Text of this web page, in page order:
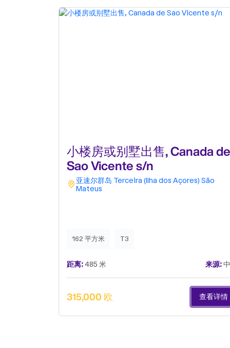
小楼房或别墅出售, Canada de
Sao Vicente s/n
亚速尔群岛 Terceira (Ilha dos Açores) São
Mateus
162 平方米 T3
距离:485 米 来源:
315,000 欧 查看详情